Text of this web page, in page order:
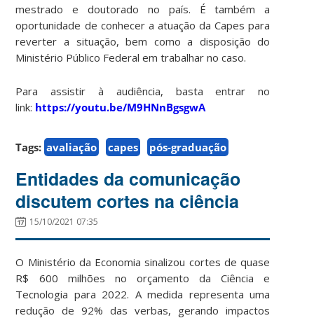
mestrado e doutorado no país. É também a
oportunidade de conhecer a atuação da Capes para
reverter a situação, bem como a disposição do
Ministério Público Federal em trabalhar no caso.
Para assistir à audiência, basta entrar no
link: https://youtu.be/M9HNnBgsgwA
Tags: avaliação capes pós-graduação
Entidades da comunicação
discutem cortes na ciência
15/10/2021 07:35
O Ministério da Economia sinalizou cortes de quase
R$ 600 milhões no orçamento da Ciência e
Tecnologia para 2022. A medida representa uma
redução de 92% das verbas, gerando impactos